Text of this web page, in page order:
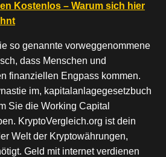
Kostenlos – Warum sich hier
so genannte vorweggenommene
dass Menschen und
finanziellen Engpass kommen.
im, kapitalanlagegesetzbuch
Sie die Working Capital
KryptoVergleich.org ist dein
Welt der Kryptowährungen,
Geld mit internet verdienen